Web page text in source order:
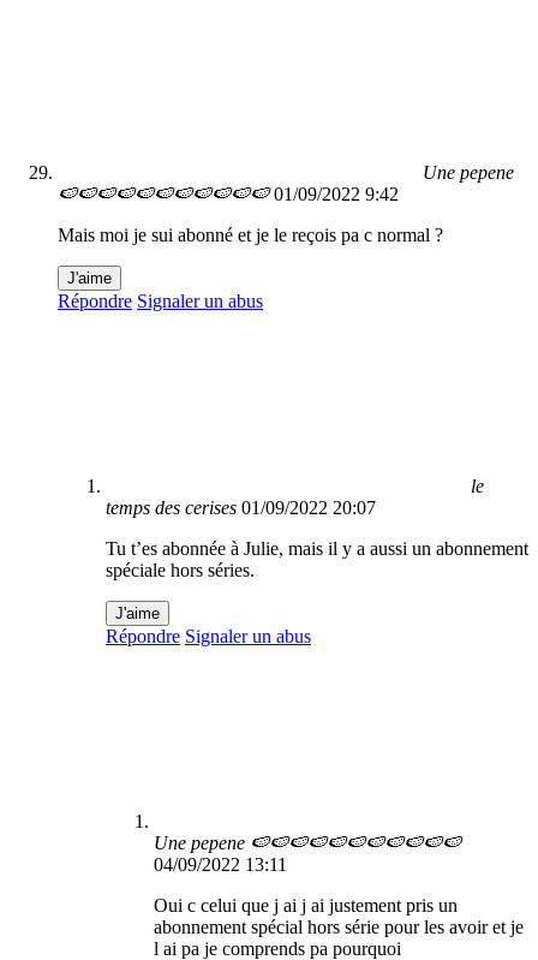
Une pepene
🍉🍉🍉🍉🍉🍉🍉🍉🍉🍉🍉 01/09/2022 9:42
Mais moi je sui abonné et je le reçois pa c normal ?
J'aime
Répondre Signaler un abus
le
temps des cerises 01/09/2022 20:07
Tu t’es abonnée à Julie, mais il y a aussi un abonnement
spéciale hors séries.
J'aime
Répondre Signaler un abus
Une pepene 🍉🍉🍉🍉🍉🍉🍉🍉🍉🍉🍉
04/09/2022 13:11
Oui c celui que j ai j ai justement pris un
abonnement spécial hors série pour les avoir et je
l ai pa je comprends pa pourquoi